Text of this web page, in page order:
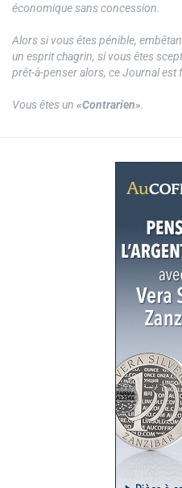
économique sans concession.
Alors si vous êtes pénible,
un esprit chagrin, si vous êtes
prêt-à-penser alors, ce Journal est
Vous êtes un «Contrarien».